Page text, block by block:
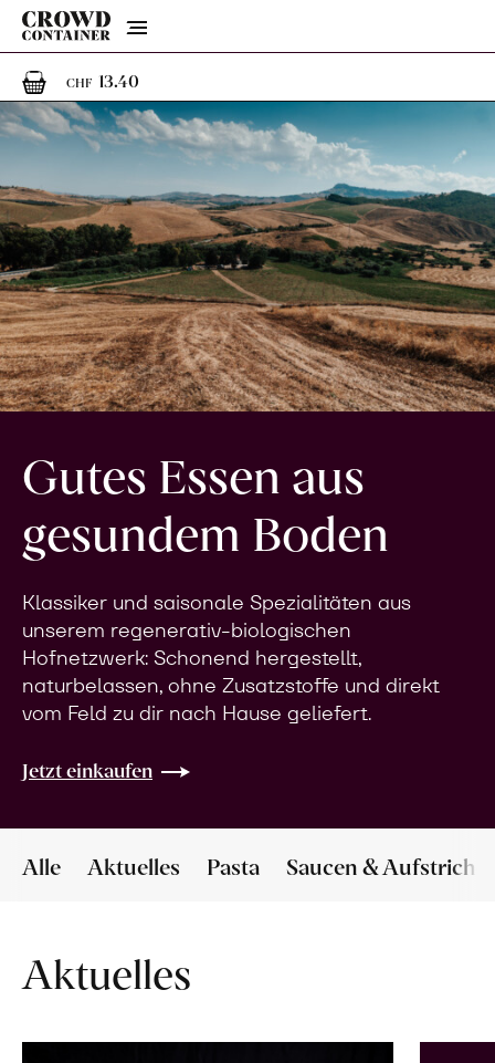
Menu
CHF 13.401 Artikel im Warenkorb
Gutes Essen aus
gesundem Boden
Klassiker und saisonale Spezialitäten aus
unserem regenerativ-biologischen
Hofnetzwerk: Schonend hergestellt,
naturbelassen, ohne Zusatzstoffe und direkt
vom Feld zu dir nach Hause geliefert.
Jetzt einkaufen
Alle Aktuelles Pasta Saucen & Aufstriche
Aktuelles